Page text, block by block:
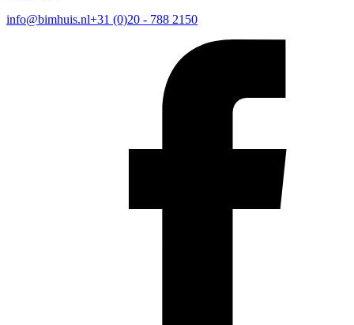
info@bimhuis.nl+31 (0)20 - 788 2150